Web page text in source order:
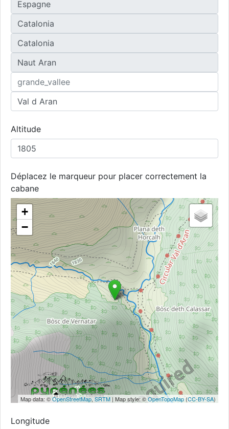
Altitude
Déplacez le marqueur pour placer correctement la
cabane
+
−
Map data: ©OpenStreetMap,SRTM | Map style: ©OpenTopoMap(CC-BY-SA)
Longitude